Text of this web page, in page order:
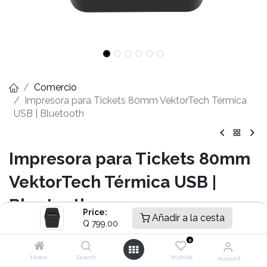
Price:
Q 799.00 Añadir a la cesta
Home Search
0
Wishlist Account
Comercio
Impresora para Tickets 80mm VektorTech Térmica
USB | Bluetooth
Impresora para Tickets 80mm
VektorTech Térmica USB |
Bluetooth
- Velocidad de impresión 230 mm/s
- Impresión de código de Barras 1D y 2D (QR Code)
- Línea térmica (Direct Thermal Line)